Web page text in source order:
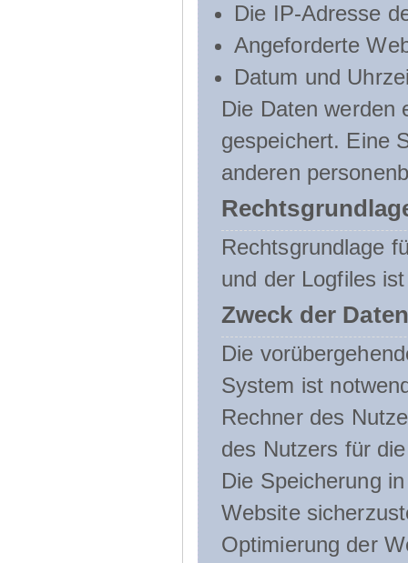
Die IP-Adresse
Angeforderte
Datum und
Die Daten werden
gespeichert. Eine
anderen
Rechtsgrundlage
und der Logfiles
Zweck der
Die
System ist
Rechner des
des Nutzers für
Die Speicherung
Website
Optimierung der